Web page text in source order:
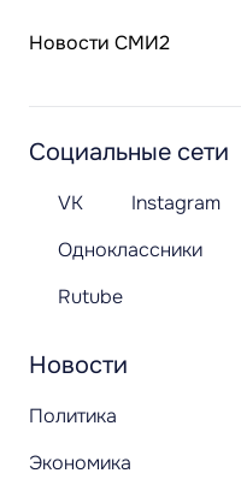
Новости СМИ2
Новости
Политика
Экономика
Социальные сети
VK Instagram
Одноклассники
Rutube